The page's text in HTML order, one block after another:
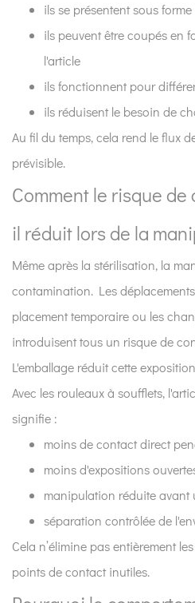
des
infections
ils se présentent sous
ils peuvent être coupés en
l'article
ils fonctionnent pour
ils réduisent le besoin de
Au fil du temps, cela rend le flux
prévisible.
Comment le risque
il réduit lors de la
Même après la stérilisation, la
contamination. Les
placement temporaire ou les
introduisent tous un risque de
L'emballage réduit cette
Avec les rouleaux à soufflets,
signifie :
moins de contact direct
moins d'expositions
manipulation réduite avant
séparation contrôlée de
Cela n’élimine pas entièrement
points de contact inutiles.